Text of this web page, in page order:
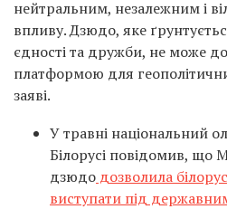
нейтральним, незалежним і
впливу. Дзюдо, яке
єдності та дружби, не може
платформою для
заяві.
У травні національний
Білорусі повідомив, що
дзюдо дозволила
виступати під